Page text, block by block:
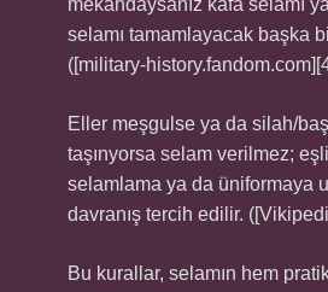
mekândaysanız kafa selamı
selamı tamamlayacak başka
([military-
Eller meşgulse ya da silah/
taşınyorsa selam verilmez;
selamlama ya da üniformaya
davranış tercih edilir.
Bu kurallar, selamın hem